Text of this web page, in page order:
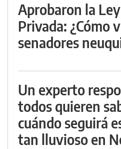
Aprobaron la
Privada: ¿Cómo
senadores
Un experto
todos quieren
cuándo seguirá
tan lluvioso en